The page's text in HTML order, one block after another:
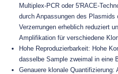
Multiplex-PCR oder 5'RACE-
durch Anpassungen des Plasmids
Verzerrungen erheblich reduziert
Amplifikation für verschiedene
Hohe Reproduzierbarkeit: Hohe
dasselbe Sample zweimal in eine
Genauere klonale Quantifizierung: